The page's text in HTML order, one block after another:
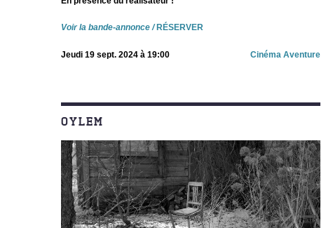
Voir la bande-annonce/ RÉSERVER
Jeudi 19 sept. 2024 à 19:00 Cinéma Aventure
OYLEM